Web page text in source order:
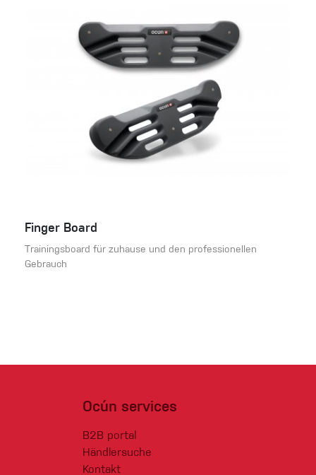
Finger Board
Trainingsboard für zuhause und den professionellen
Gebrauch
Ocún services
B2B portal
Händlersuche
Kontakt